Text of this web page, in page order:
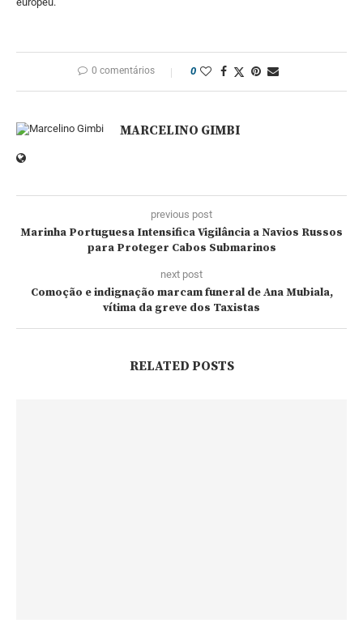
0 comentários 0
MARCELINO GIMBI
previous post
Marinha Portuguesa Intensifica Vigilância a Navios Russos
para Proteger Cabos Submarinos
next post
Comoção e indignação marcam funeral de Ana Mubiala,
vítima da greve dos Taxistas
RELATED POSTS